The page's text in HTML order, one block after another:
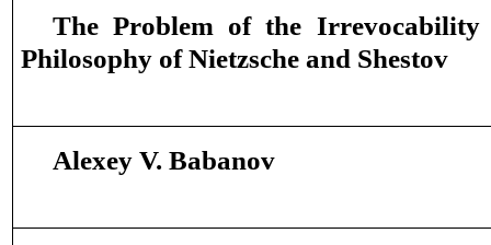
The Problem of the
Philosophy of Nietzsche and Shestov
Alexey V. Babanov